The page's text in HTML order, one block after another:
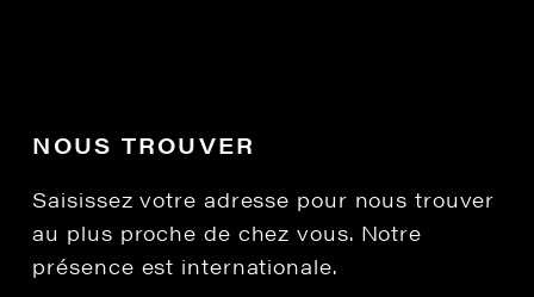
NOUS TROUVER
Saisissez votre adresse pour nous trouver
au plus proche de chez vous. Notre
présence est internationale.